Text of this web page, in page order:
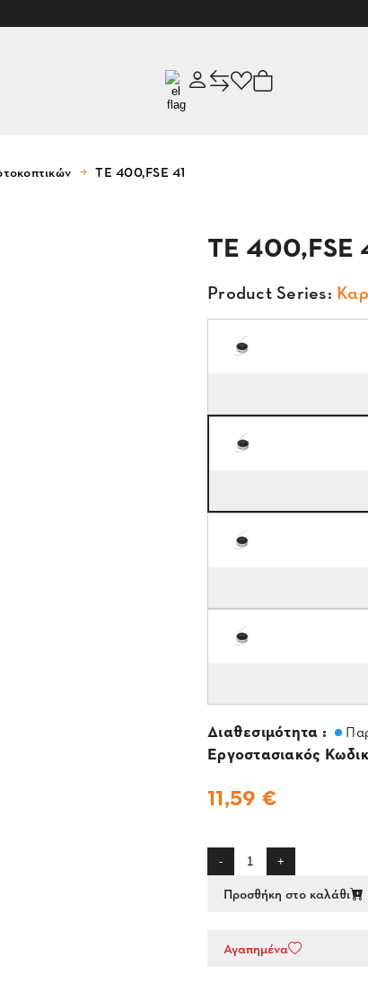
ΤΕ 400,FSE 41
ΤΕ 400,FSE
Product Series:
Διαθεσιμότητα :
Εργοστασιακός
11,59 €
- +
Προσθήκη στο καλάθι
Αγαπημένα